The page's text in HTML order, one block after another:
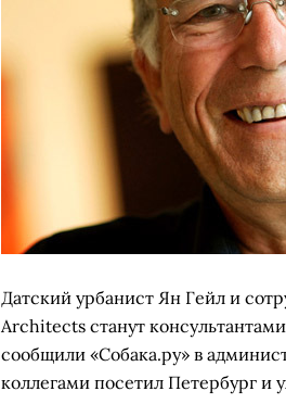
Датский урбанист Ян Гейл и
Architects станут
сообщили «Собака.ру» в
коллегами посетил Петербург и